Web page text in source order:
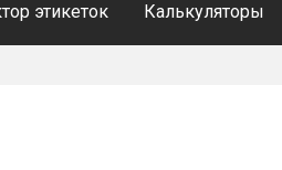
этикеток Калькуляторы